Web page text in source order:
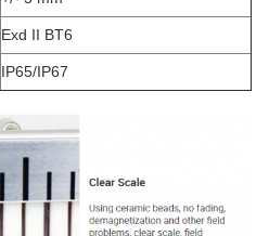
Exd II BT6
IP65/IP67